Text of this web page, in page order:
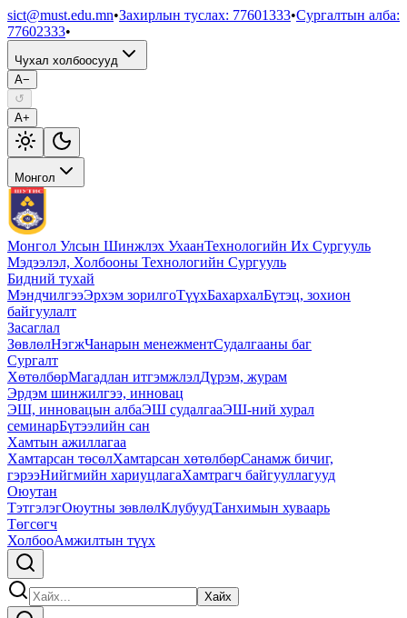
sict@must.edu.mn•Захирлын туслах: 77601333•Сургалтын алба:
77602333•
Чухал холбоосууд
A−
↺
A+
Монгол
Монгол Улсын Шинжлэх УхаанТехнологийн Их Сургууль
Мэдээлэл, Холбооны Технологийн Сургууль
Бидний тухай
МэндчилгээЭрхэм зорилгоТүүхБахархалБүтэц, зохион
байгуулалт
Засаглал
ЗөвлөлНэгжЧанарын менежментСудалгааны баг
Сургалт
ХөтөлбөрМагадлан итгэмжлэлДүрэм, журам
Эрдэм шинжилгээ, инновац
ЭШ, инновацын албаЭШ судалгааЭШ-ний хурал
семинарБүтээлийн сан
Хамтын ажиллагаа
Хамтарсан төсөлХамтарсан хөтөлбөрСанамж бичиг,
гэрээНийгмийн хариуцлагаХамтрагч байгууллагууд
Оюутан
ТэтгэлэгОюутны зөвлөлКлубуудТанхимын хуваарь
Төгсөгч
ХолбооАмжилтын түүх
Хайх